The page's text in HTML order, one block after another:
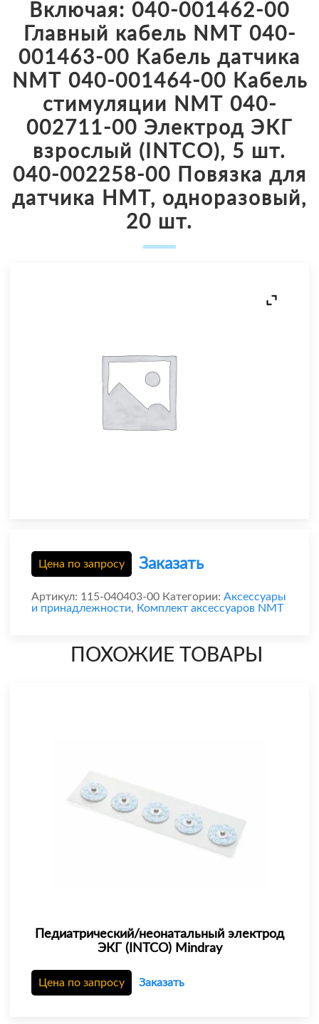
Включая: 040-001462-00
Главный кабель NМТ 040-
001463-00 Кабель датчика
NМТ 040-001464-00 Кабель
стимуляции NМТ 040-
002711-00 Электрод ЭКГ
взрослый (INTCO), 5 шт.
040-002258-00 Повязка для
датчика НМТ, одноразовый,
20 шт.
Цена по запросу Заказать
Артикул: 115-040403-00 Категории: Аксессуары
и принадлежности, Комплект аксессуаров NMT
ПОХОЖИЕ ТОВАРЫ
Педиатрический/неонатальный электрод
ЭКГ (INTCO) Mindray
Цена по запросу Заказать